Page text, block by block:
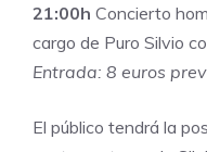
21:00h Concierto
cargo de Puro Silvio
Entrada: 8 euros
El público tendrá la